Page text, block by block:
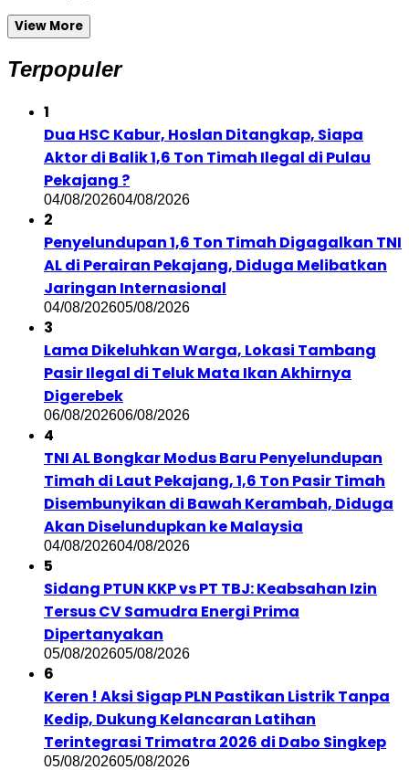
View More
Terpopuler
1
Dua HSC Kabur, Hoslan Ditangkap, Siapa
Aktor di Balik 1,6 Ton Timah Ilegal di Pulau
Pekajang ?
04/08/202604/08/2026
2
Penyelundupan 1,6 Ton Timah Digagalkan TNI
AL di Perairan Pekajang, Diduga Melibatkan
Jaringan Internasional
04/08/202605/08/2026
3
Lama Dikeluhkan Warga, Lokasi Tambang
Pasir Ilegal di Teluk Mata Ikan Akhirnya
Digerebek
06/08/202606/08/2026
4
TNI AL Bongkar Modus Baru Penyelundupan
Timah di Laut Pekajang, 1,6 Ton Pasir Timah
Disembunyikan di Bawah Kerambah, Diduga
Akan Diselundupkan ke Malaysia
04/08/202604/08/2026
5
Sidang PTUN KKP vs PT TBJ: Keabsahan Izin
Tersus CV Samudra Energi Prima
Dipertanyakan
05/08/202605/08/2026
6
Keren ! Aksi Sigap PLN Pastikan Listrik Tanpa
Kedip, Dukung Kelancaran Latihan
Terintegrasi Trimatra 2026 di Dabo Singkep
05/08/202605/08/2026